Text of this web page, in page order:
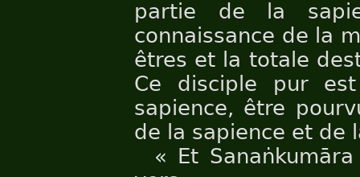
partie de la
connaissance de la
êtres et la totale
Ce disciple pur
sapience, être
de la sapience et de
« Et